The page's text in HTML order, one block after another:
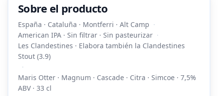
Sobre el producto
España · Cataluña · Montferri · Alt Camp
American IPA · Sin filtrar · Sin pasteurizar
Les Clandestines · Elabora también la Clandestines
Stout (3.9)
Maris Otter · Magnum · Cascade · Citra · Simcoe · 7,5%
ABV · 33 cl